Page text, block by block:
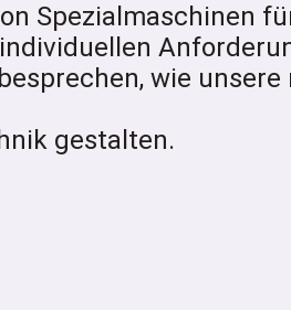
Spezialmaschinen
wie
gestalten.